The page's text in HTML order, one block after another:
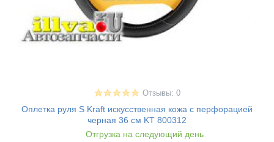
Отзывы: 0
Оплетка руля S Kraft искусственная кожа с перфорацией
черная 36 см KT 800312
Отгрузка на следующий день